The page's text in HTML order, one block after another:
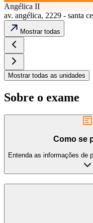
Angélica II
av. angélica, 2229 - santa
Mostrar todas
Mostrar todas as unidades
Sobre o exame
Como se
Entenda as informações de